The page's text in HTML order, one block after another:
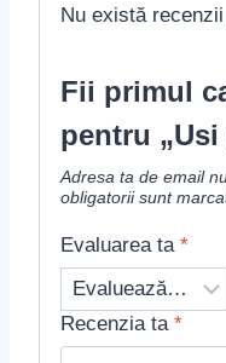
Nu există
Fii primul
pentru
Adresa ta de email
obligatorii sunt
Evaluarea ta *
Recenzia ta *